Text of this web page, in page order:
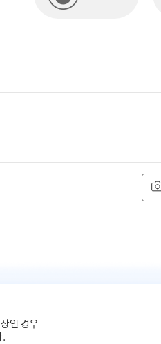
인 경우
.